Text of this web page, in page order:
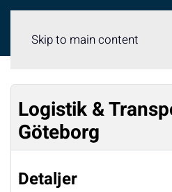
Skip to main content
Logistik &
Göteborg
Detaljer